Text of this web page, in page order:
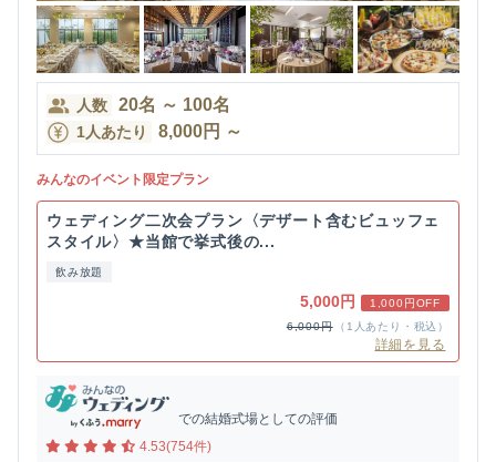
人数 20名 ～ 100名
1人あたり 8,000円 ～
みんなのイベント限定プラン
ウェディング二次会プラン〈デザート含むビュッフェ
スタイル〉★当館で挙式後の...
飲み放題
5,000円
1,000円OFF
6,000円
（1人あたり・税込）
詳細を見る
での結婚式場としての評価
4.53(754件)